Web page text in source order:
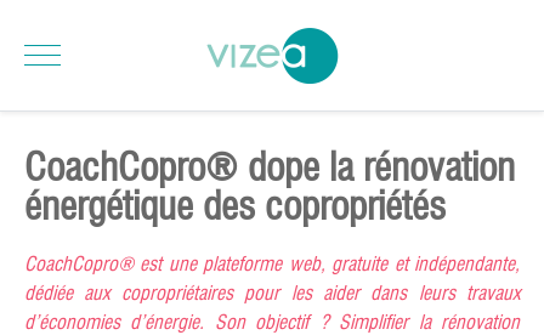
CoachCopro® dope la rénovation
énergétique des copropriétés
CoachCopro® est une plateforme web, gratuite et indépendante,
dédiée aux copropriétaires pour les aider dans leurs travaux
d’économies d’énergie. Son objectif ? Simplifier la rénovation